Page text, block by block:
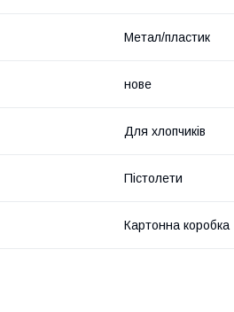
Метал/пластик
нове
Для хлопчиків
Пістолети
Картонна коробка